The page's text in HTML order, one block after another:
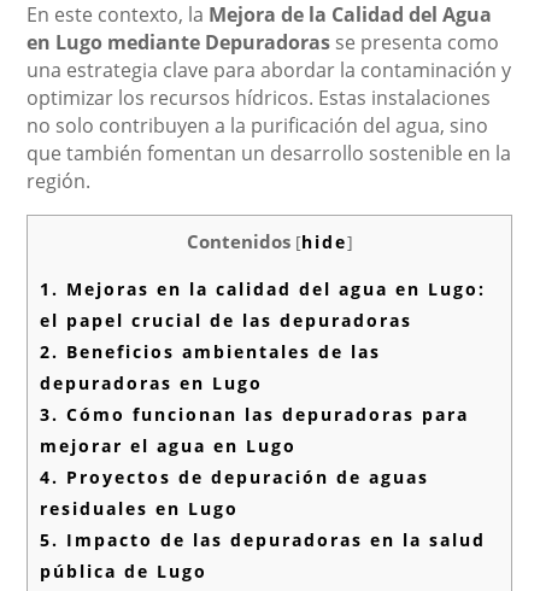
En este contexto, la Mejora de la Calidad del Agua
en Lugo mediante Depuradoras se presenta como
una estrategia clave para abordar la contaminación y
optimizar los recursos hídricos. Estas instalaciones
no solo contribuyen a la purificación del agua, sino
que también fomentan un desarrollo sostenible en la
región.
Contenidos [hide]
1. Mejoras en la calidad del agua en Lugo:
el papel crucial de las depuradoras
2. Beneficios ambientales de las
depuradoras en Lugo
3. Cómo funcionan las depuradoras para
mejorar el agua en Lugo
4. Proyectos de depuración de aguas
residuales en Lugo
5. Impacto de las depuradoras en la salud
pública de Lugo